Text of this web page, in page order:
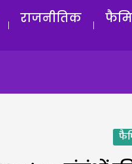
राजनीतिक